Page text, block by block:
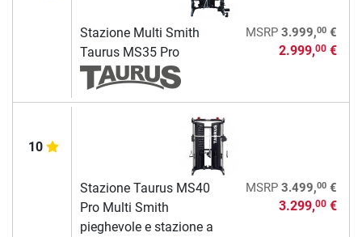
Stazione Multi Smith
Taurus MS35 Pro
MSRP 3.999,00€
2.999,00€
10
Stazione Taurus MS40
Pro Multi Smith
pieghevole e stazione a
MSRP 3.499,00€
3.299,00€